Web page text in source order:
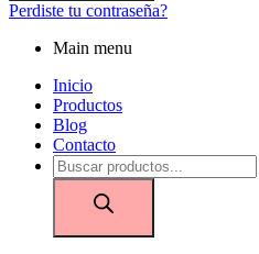
Perdiste tu contraseña?
Main menu
Inicio
Productos
Blog
Contacto